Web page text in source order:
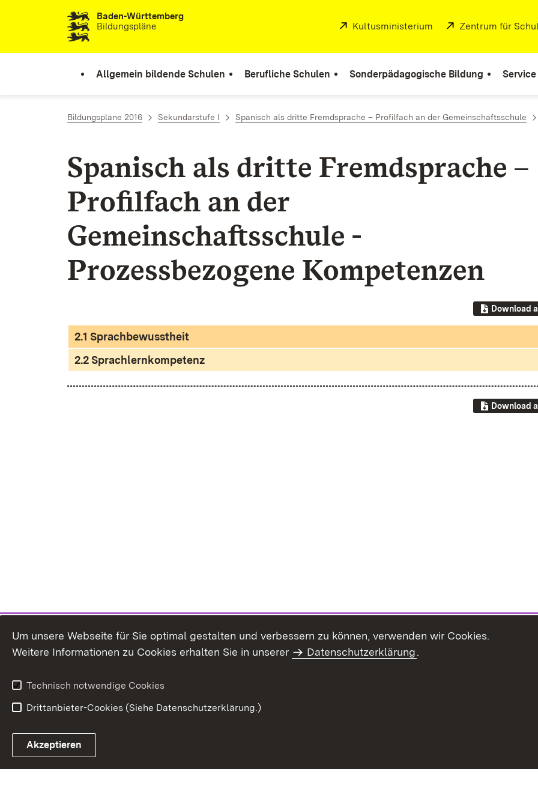
Zum Inhalt springenBaden-Württemberg
Bildungspläne
Extern:
Kultusministerium (Öffnet in neuem
Extern:
Zentrum für
Allgemein bildende Schulen Berufliche Schulen Sonderpädagogische Bildung Service
Bildungspläne 2016 Sekundarstufe I Spanisch als dritte Fremdsprache – Profilfach an der Gemeinschaftsschule
Spanisch als dritte Fremdsprache –
Profilfach an der
Gemeinschaftsschule -
Prozessbezogene Kompetenzen
Download
2.1 Sprachbewusstheit
2.2 Sprachlernkompetenz
Download
Um unsere Webseite für Sie optimal gestalten und verbessern zu können, verwenden wir Cookies.
Weitere Informationen zu Cookies erhalten Sie in unserer
Datenschutzerklärung.
Technisch notwendige Cookies
Drittanbieter-Cookies (Siehe Datenschutzerklärung.)
Akzeptieren